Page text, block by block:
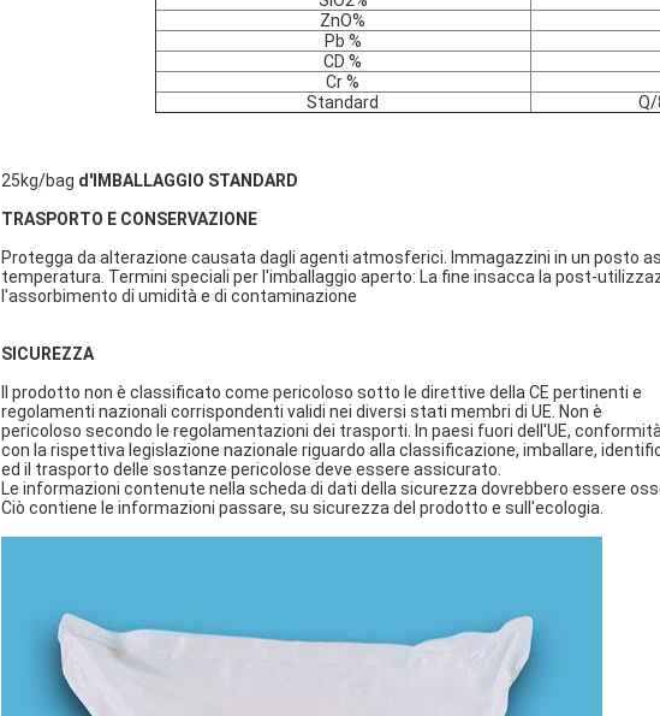
ZnO%
Pb %
CD %
Cr %
Standard
Q/
25kg/bag d'IMBALLAGGIO STANDARD
TRASPORTO E CONSERVAZIONE
Protegga da alterazione causata dagli agenti atmosferici. Immagazzini in un posto
temperatura. Termini speciali per l'imballaggio aperto: La fine insacca la post-
l'assorbimento di umidità e di contaminazione
SICUREZZA
Il prodotto non è classificato come pericoloso sotto le direttive della CE pertinenti e
regolamenti nazionali corrispondenti validi nei diversi stati membri di UE. Non è
pericoloso secondo le regolamentazioni dei trasporti. In paesi fuori dell'UE, conformità
con la rispettiva legislazione nazionale riguardo alla classificazione, imballare,
ed il trasporto delle sostanze pericolose deve essere assicurato.
Le informazioni contenute nella scheda di dati della sicurezza dovrebbero essere
Ciò contiene le informazioni passare, su sicurezza del prodotto e sull'ecologia.